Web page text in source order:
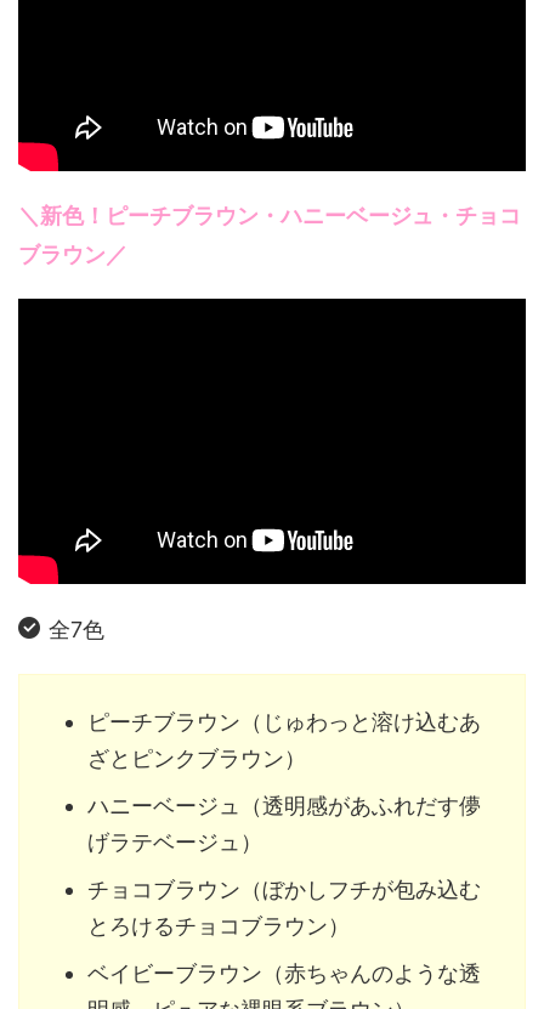
＼新色！ピーチブラウン・ハニーベージュ・チョコ
ブラウン／
全7色
ピーチブラウン（じゅわっと溶け込むあ
ざとピンクブラウン）
ハニーベージュ（透明感があふれだす儚
げラテベージュ）
チョコブラウン（ぼかしフチが包み込む
とろけるチョコブラウン）
ベイビーブラウン（赤ちゃんのような透